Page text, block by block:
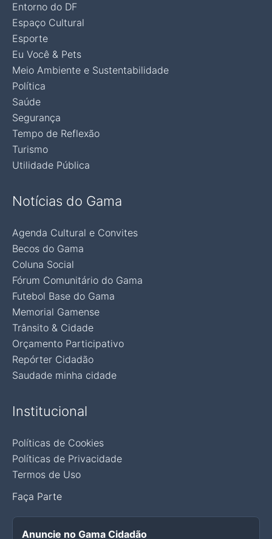
Entorno do DF
Espaço Cultural
Esporte
Eu Você & Pets
Meio Ambiente e Sustentabilidade
Política
Saúde
Segurança
Tempo de Reflexão
Turismo
Utilidade Pública
Notícias do Gama
Agenda Cultural e Convites
Becos do Gama
Coluna Social
Fórum Comunitário do Gama
Futebol Base do Gama
Memorial Gamense
Trânsito & Cidade
Orçamento Participativo
Repórter Cidadão
Saudade minha cidade
Institucional
Políticas de Cookies
Políticas de Privacidade
Termos de Uso
Faça Parte
Anuncie no Gama Cidadão